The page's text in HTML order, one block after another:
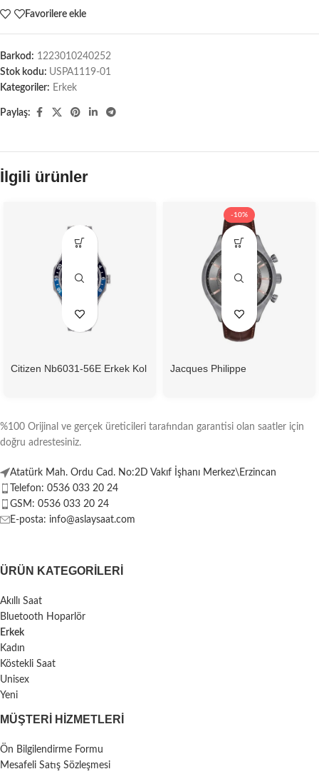
Favorilere ekle
Barkod: 1223010240252
Stok kodu: USPA1119-01
Kategoriler: Erkek
Paylaş:
İlgili ürünler
Citizen Nb6031-56E Erkek Kol
-10%
Jacques Philippe
%100 Orijinal ve gerçek üreticileri tarafından garantisi olan saatler için
doğru adrestesiniz.
Atatürk Mah. Ordu Cad. No:2D Vakıf İşhanı Merkez\Erzincan
Telefon: 0536 033 20 24
GSM: 0536 033 20 24
E-posta: info@aslaysaat.com
ÜRÜN KATEGORILERI
Akıllı Saat
Bluetooth Hoparlör
Erkek
Kadın
Köstekli Saat
Unisex
Yeni
MÜŞTERI HIZMETLERI
Ön Bilgilendirme Formu
Mesafeli Satış Sözleşmesi